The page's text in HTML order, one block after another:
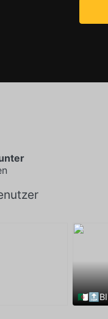
🇩🇿🔝BI